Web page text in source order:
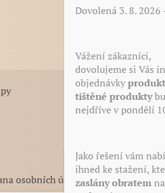
osobních údajů
Dovolená 3. 8. 2026
Vážení zákazníci,
dovolujeme si Vás
objednávky
tištěné produkty
nejdříve v pondělí
Jako řešení vám
ihned ke stažení,
zaslány obratem